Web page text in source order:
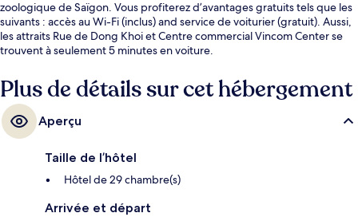
zoologique de Saïgon. Vous profiterez d’avantages gratuits tels que les
suivants : accès au Wi-Fi (inclus) and service de voiturier (gratuit). Aussi,
les attraits Rue de Dong Khoi et Centre commercial Vincom Center se
trouvent à seulement 5 minutes en voiture.
Plus de détails sur cet hébergement
Aperçu
Taille de l’hôtel
Hôtel de 29 chambre(s)
Arrivée et départ